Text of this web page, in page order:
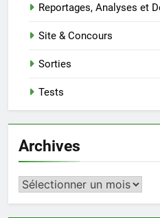
Reportages, Analyses et
Site & Concours
Sorties
Tests
Archives
Archives